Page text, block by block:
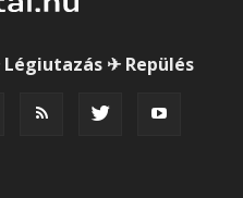
✈ Repülés